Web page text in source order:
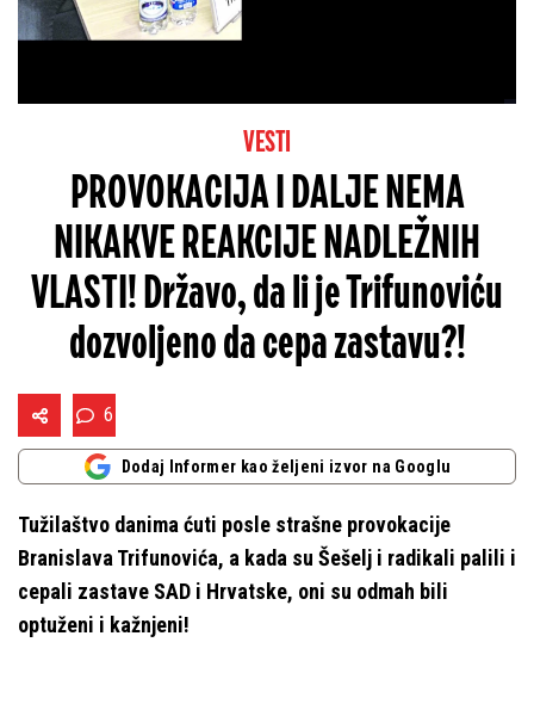
VESTI
PROVOKACIJA I DALJE NEMA
NIKAKVE REAKCIJE NADLEŽNIH
VLASTI! Državo, da li je Trifunoviću
dozvoljeno da cepa zastavu?!
6
Dodaj Informer kao željeni izvor na Googlu
Tužilaštvo danima ćuti posle strašne provokacije
Branislava Trifunovića, a kada su Šešelj i radikali palili i
cepali zastave SAD i Hrvatske, oni su odmah bili
optuženi i kažnjeni!